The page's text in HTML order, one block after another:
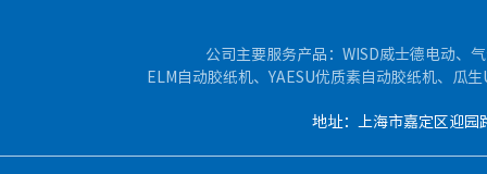
公司主要服务产品：WISD威士德电动、
ELM自动胶纸机、YAESU优质素自动胶纸机、瓜
地址：上海市嘉定区